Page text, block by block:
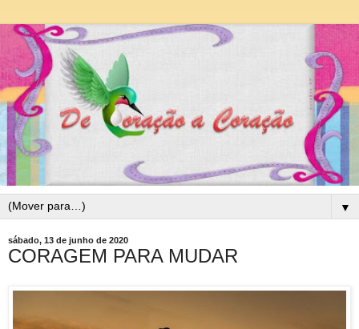
▼
sábado, 13 de junho de 2020
CORAGEM PARA MUDAR